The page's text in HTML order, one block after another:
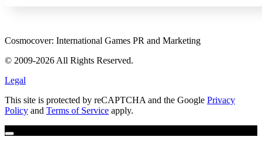
Cosmocover: International Games PR and Marketing
© 2009-2026 All Rights Reserved.
Legal
This site is protected by reCAPTCHA and the Google Privacy
Policy and Terms of Service apply.